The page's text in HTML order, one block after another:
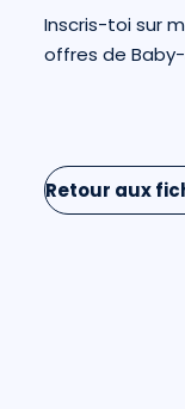
Inscris-toi sur
offres de
Retour aux